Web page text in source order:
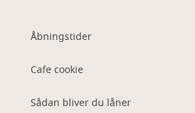
Åbningstider
Cafe cookie
Sådan bliver du låner